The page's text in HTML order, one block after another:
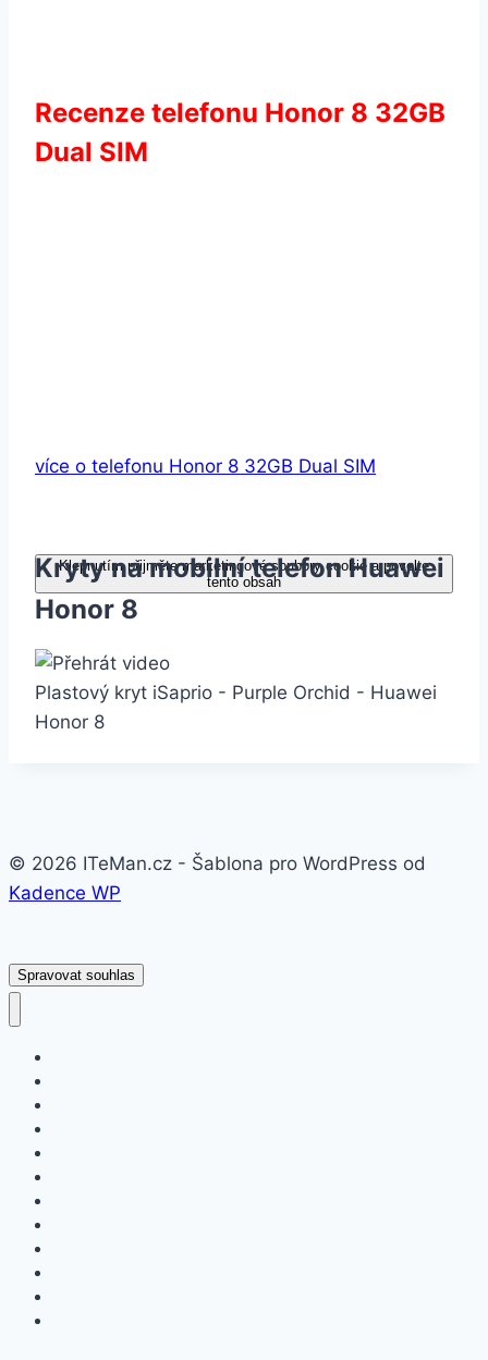
Recenze telefonu Honor 8 32GB
Dual SIM
Klepnutím přijměte marketingové soubory cookie a povolte
tento obsah
více o telefonu Honor 8 32GB Dual SIM
Kryty na mobilní telefon Huawei
Honor 8
Plastový kryt iSaprio - Purple Orchid - Huawei
Honor 8
© 2026 ITeMan.cz - Šablona pro WordPress od
Kadence WP
Spravovat souhlas